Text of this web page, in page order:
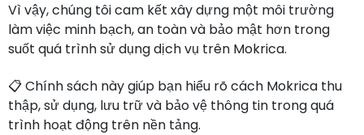
Vì vậy, chúng tôi cam kết xây dựng một môi trường
làm việc minh bạch, an toàn và bảo mật hơn trong
suốt quá trình sử dụng dịch vụ trên Mokrica.
📋 Chính sách này giúp bạn hiểu rõ cách Mokrica thu
thập, sử dụng, lưu trữ và bảo vệ thông tin trong quá
trình hoạt động trên nền tảng.